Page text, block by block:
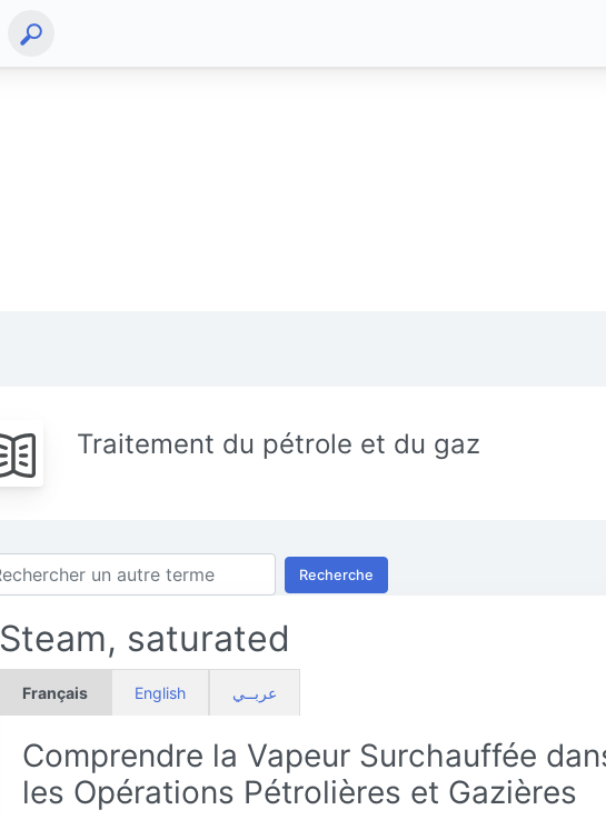
Traitement du pétrole et du gaz
Recherche
Steam, saturated
Français English عربــي
Comprendre la Vapeur Surchauffée
les Opérations Pétrolières et Gazières